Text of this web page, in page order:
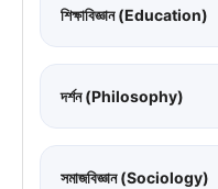
শিক্ষাবিজ্ঞান (Education)
দর্শন (Philosophy)
সমাজবিজ্ঞান (Sociology)